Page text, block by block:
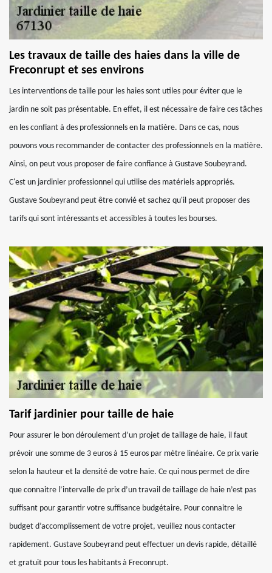
Les travaux de taille des haies dans la ville de
Freconrupt et ses environs
Les interventions de taille pour les haies sont utiles pour éviter que le
jardin ne soit pas présentable. En effet, il est nécessaire de faire ces tâches
en les confiant à des professionnels en la matière. Dans ce cas, nous
pouvons vous recommander de contacter des professionnels en la matière.
Ainsi, on peut vous proposer de faire confiance à Gustave Soubeyrand.
C'est un jardinier professionnel qui utilise des matériels appropriés.
Gustave Soubeyrand peut être convié et sachez qu'il peut proposer des
tarifs qui sont intéressants et accessibles à toutes les bourses.
Tarif jardinier pour taille de haie
Pour assurer le bon déroulement d’un projet de taillage de haie, il faut
prévoir une somme de 3 euros à 15 euros par mètre linéaire. Ce prix varie
selon la hauteur et la densité de votre haie. Ce qui nous permet de dire
que connaitre l’intervalle de prix d’un travail de taillage de haie n’est pas
suffisant pour garantir votre suffisance budgétaire. Pour connaitre le
budget d’accomplissement de votre projet, veuillez nous contacter
rapidement. Gustave Soubeyrand peut effectuer un devis rapide, détaillé
et gratuit pour tous les habitants à Freconrupt.